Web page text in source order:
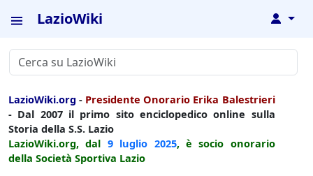
LazioWiki ↓
LazioWiki.org - Presidente Onorario Erika Balestrieri
- Dal 2007 il primo sito enciclopedico online sulla
Storia della S.S. Lazio
LazioWiki.org, dal 9 luglio 2025, è socio onorario
della Società Sportiva Lazio